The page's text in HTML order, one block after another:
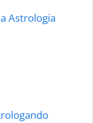
Astrologia